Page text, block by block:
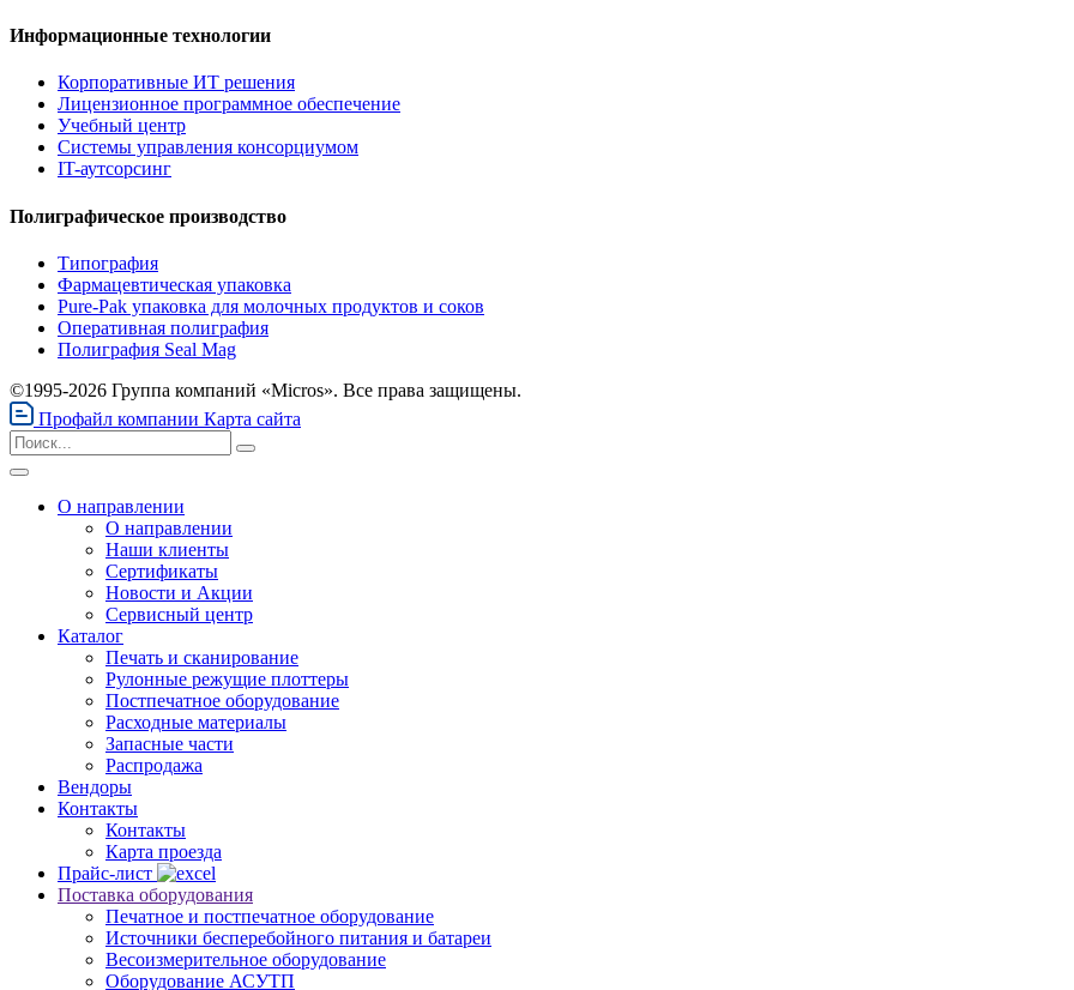
Информационные технологии
Корпоративные ИТ решения
Лицензионное программное обеспечение
Учебный центр
Системы управления консорциумом
IT-аутсорсинг
Полиграфическое производство
Типография
Фармацевтическая упаковка
Pure-Pak упаковка для молочных продуктов и соков
Оперативная полиграфия
Полиграфия Seal Mag
©1995-2026 Группа компаний «Micros». Все права защищены.
Профайл компании Карта сайта
О направлении
О направлении
Наши клиенты
Сертификаты
Новости и Акции
Сервисный центр
Каталог
Печать и сканирование
Рулонные режущие плоттеры
Постпечатное оборудование
Расходные материалы
Запасные части
Распродажа
Вендоры
Контакты
Контакты
Карта проезда
Прайс-лист
Поставка оборудования
Печатное и постпечатное оборудование
Источники бесперебойного питания и батареи
Весоизмерительное оборудование
Оборудование АСУТП